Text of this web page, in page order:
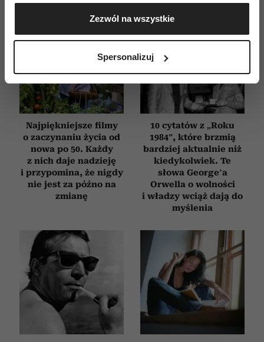
Gromadzić dane dotyczące Twojej lokalizacji
geograficznej z dokładnością nawet do kilku metrów
Identyfikować Twoje urządzenie, aktywnie
(fingerprinting, czyli wirtualny odcisk palca)
dane są przetwarzane oraz ustaw własne preferencje w
sekcji szczegółów. W Deklaracji plików cookie możesz
zmienić lub wycofać swoją zgodę w dowolnej chwili.
Wykorzystujemy pliki cookie do spersonalizowania treści
i reklam, aby oferować funkcje społecznościowe i
analizować ruch w naszej witrynie. Informacje o tym, jak
korzystasz z naszej witryny, udostępniamy partnerom
społecznościowym, reklamowym i analitycznym.
otrzymanymi od Ciebie lub uzyskanymi podczas
korzystania z ich usług.
Zezwól na wszystkie
Spersonalizuj
Najpiękniejsze filmy
o zaczynaniu życia od
nowa po 50. Każdy
z nich daje nadzieję
i przypomina, że nigdy
nie jest za późno na
zmianę
10 cytatów z „Roku
1984”, które brzmią
bardziej aktualnie niż
kiedykolwiek. Te
słowa George’a
Orwella o wolności
i władzy wciąż dają do
myślenia